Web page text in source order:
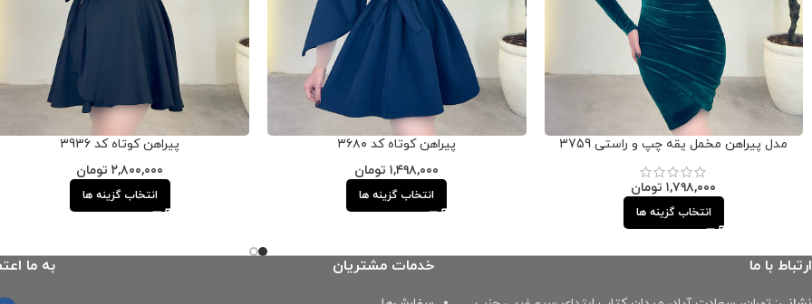
مدل پیراهن مخمل یقه چپ و راستی 3759
۱,۷۹۸,۰۰۰ تومان
انتخاب گزینه ها
پیراهن کوتاه کد ۳۶۸۰
۱,۴۹۸,۰۰۰ تومان
انتخاب گزینه ها
پیراهن کوتاه کد 3936
۲,۸۰۰,۰۰۰ تومان
انتخاب گزینه ها
ارتباط با ما خدمات مشتریان به ما